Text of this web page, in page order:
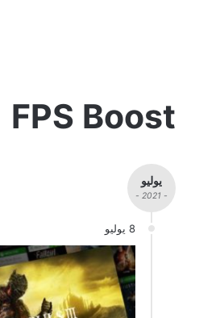
FPS Boost
يوليو
- 2021 -
8 يوليو